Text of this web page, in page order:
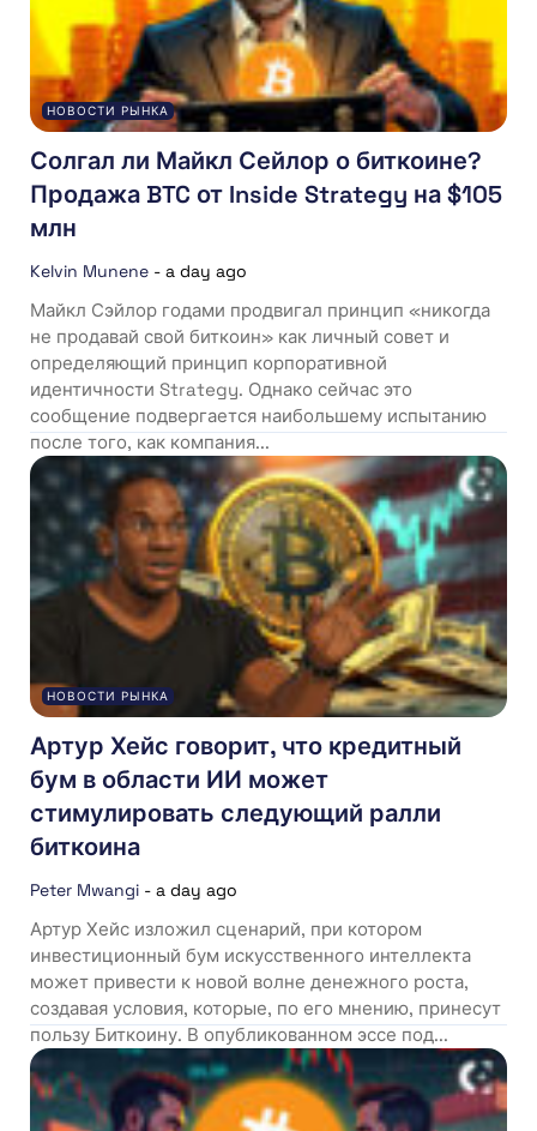
НОВОСТИ РЫНКА
Солгал ли Майкл Сейлор о биткоине?
Продажа BTC от Inside Strategy на $105
млн
Kelvin Munene - a day ago
Майкл Сэйлор годами продвигал принцип «никогда
не продавай свой биткоин» как личный совет и
определяющий принцип корпоративной
идентичности Strategy. Однако сейчас это
сообщение подвергается наибольшему испытанию
после того, как компания...
НОВОСТИ РЫНКА
Артур Хейс говорит, что кредитный
бум в области ИИ может
стимулировать следующий ралли
биткоина
Peter Mwangi - a day ago
Артур Хейс изложил сценарий, при котором
инвестиционный бум искусственного интеллекта
может привести к новой волне денежного роста,
создавая условия, которые, по его мнению, принесут
пользу Биткоину. В опубликованном эссе под...